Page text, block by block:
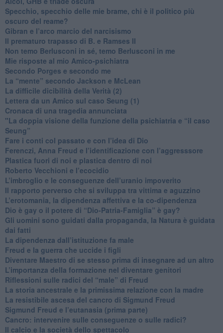
​Specchio, specchio delle mie brame, chi è il politico più
oscuro del reame?
​Gibran e l’arco marcio del narcisismo
​Il prematuro trapasso di B. e Ramses II
​Non temo Berlusconi in sé, temo Berlusconi in me
​Mie risposte al mio Amico-psichiatra
​Secondo Porges e secondo me
​La “mente” secondo Jackson e McLean
La difficile dicibilità della Verità (2)
​Lettera da un Amico sul caso Seung (1)
​Cronaca di una tragedia annunciata
"​La doppia visione della funzione della psichiatria e “il caso
Seung”
​Fare i conti col passato e con l’idea di Dio
​Ferenczi, Anna Freud e l’identificazione con l’aggresssore
Plastica fuori di noi e plastica dentro di noi
​Roberto Vecchioni e l’ecocidio
​L’imbroglio e le conseguenze dell’uranio impoverito
​Il rapporto perverso che si sviluppa tra vittima e aguzzino
L’erotomania, la dipendenza affettiva e la co-dipendenza
​Dio è gay o il potere di “Dio-Patria-Famiglia” è gay?
​Gli uomini sono guidati dalla propaganda, la Natura è guidata
dai fatti
La dipendenza dall’istituzione fa male
​Freud e la guerra che uccide i figli
​Diventare Maestro di se stesso prima di insegnare ad un altro
L’importanza della formazione nel diventare genitori
Riflessioni sulle radici del “male” di Freud
​La storia ancestrale e la primissima relazione con la madre
​La resistibile ascesa del cancro di Sigmund Freud
Sigmund Freud e l’eutanasia (prima parte)
Cancro: intervenire sulle conseguenze o sulle radici?
​Il calcio e la società dello spettacolo